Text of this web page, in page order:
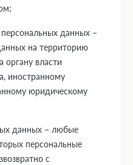
персональных данных –
на территорию
органу власти
иностранному
юридическому
данных – любые
персональные
с